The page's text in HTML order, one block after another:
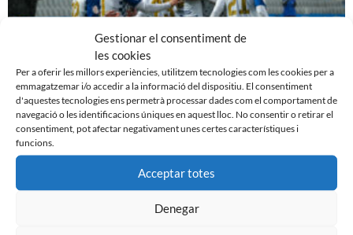
Gestionar el consentiment de
les cookies
Per a oferir les millors experiències, utilitzem tecnologies com les cookies per a
emmagatzemar i/o accedir a la informació del dispositiu. El consentiment
d'aquestes tecnologies ens permetrà processar dades com el comportament de
navegació o les identificacions úniques en aquest lloc. No consentir o retirar el
consentiment, pot afectar negativament unes certes característiques i
funcions.
Acceptar totes
Denegar
PRÈVIA | CE SABADELL – CULTURAL LEONESA
9 de març de 2024